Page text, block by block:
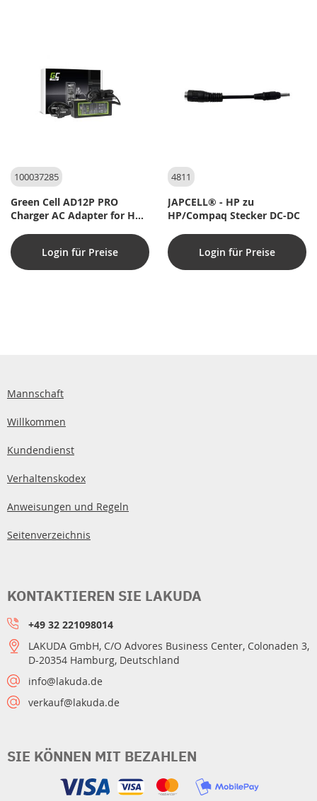
100037285
Green Cell AD12P PRO
Charger AC Adapter for HP
Login für Preise
4811
JAPCELL® - HP zu
HP/Compaq Stecker DC-DC
Login für Preise
Mannschaft
Willkommen
Kundendienst
Verhaltenskodex
Anweisungen und Regeln
Seitenverzeichnis
SIE KÖNNEN MIT BEZAHLEN
KONTAKTIEREN SIE LAKUDA
+49 32 221098014
LAKUDA GmbH, C/O Advores Business Center, Colonaden 3,
D-20354 Hamburg, Deutschland
info@lakuda.de
verkauf@lakuda.de